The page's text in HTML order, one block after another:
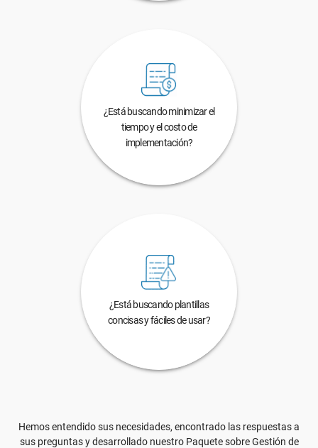
¿Está buscando minimizar el
tiempo y el costo de
implementación?
¿Está buscando plantillas
concisas y fáciles de usar?
Hemos entendido sus necesidades, encontrado las respuestas a
sus preguntas y desarrollado nuestro Paquete sobre Gestión de